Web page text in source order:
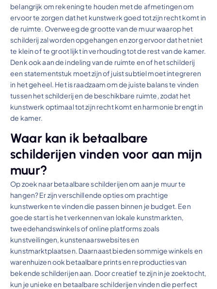
belangrijk om rekening te houden met de afmetingen om
ervoor te zorgen dat het kunstwerk goed tot zijn recht komt in
de ruimte. Overweeg de grootte van de muur waarop het
schilderij zal worden opgehangen en zorg ervoor dat het niet
te klein of te groot lijkt in verhouding tot de rest van de kamer.
Denk ook aan de indeling van de ruimte en of het schilderij
een statementstuk moet zijn of juist subtiel moet integreren
in het geheel. Het is raadzaam om de juiste balans te vinden
tussen het schilderij en de beschikbare ruimte, zodat het
kunstwerk optimaal tot zijn recht komt en harmonie brengt in
de kamer.
Waar kan ik betaalbare
schilderijen vinden voor aan mijn
muur?
Op zoek naar betaalbare schilderijen om aan je muur te
hangen? Er zijn verschillende opties om prachtige
kunstwerken te vinden die passen binnen je budget. Een
goede start is het verkennen van lokale kunstmarkten,
tweedehandswinkels of online platforms zoals
kunstveilingen, kunstenaarswebsites en
kunstmarktplaatsen. Daarnaast bieden sommige winkels en
warenhuizen ook betaalbare prints en reproducties van
bekende schilderijen aan. Door creatief te zijn in je zoektocht,
kun je unieke en betaalbare schilderijen vinden die perfect